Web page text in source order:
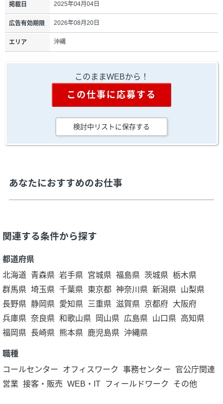
掲載日 2025年04月04日
広告有効期限 2026年08月20日
エリア 沖縄
このままWEBから！
この仕事に応募する
検討中リストに保存する
あなたにおすすめのお仕事
関連する条件から探す
都道府県
北海道 青森県 岩手県 宮城県 福島県 茨城県 栃木県
群馬県 埼玉県 千葉県 東京都 神奈川県 新潟県 山梨県
長野県 静岡県 愛知県 三重県 滋賀県 京都府 大阪府
兵庫県 奈良県 和歌山県 岡山県 広島県 山口県 高知県
福岡県 長崎県 熊本県 鹿児島県 沖縄県
職種
コールセンター
オフィスワーク 事務センター
官公庁関連
営業 接客・販売 WEB・IT フィールドワーク その他